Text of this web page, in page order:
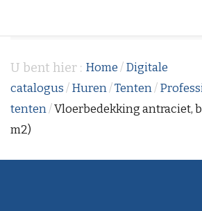
U bent hier : Home / Digitale
catalogus / Huren/Tenten/
tenten/Vloerbedekking antraciet,
m2)